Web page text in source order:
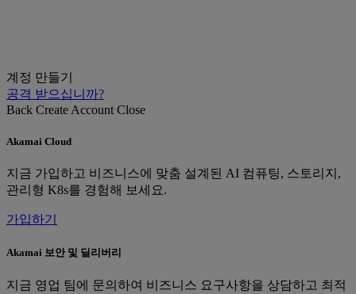
계정 만들기
공격 받으십니까?
Back Create Account Close
Akamai Cloud
지금 가입하고 비즈니스에 맞춤 설계된 AI 컴퓨팅, 스토리지,
관리형 K8s를 경험해 보세요.
가입하기
Akamai 보안 및 딜리버리
지금 영업 팀에 문의하여 비즈니스 요구사항을 상담하고 최적